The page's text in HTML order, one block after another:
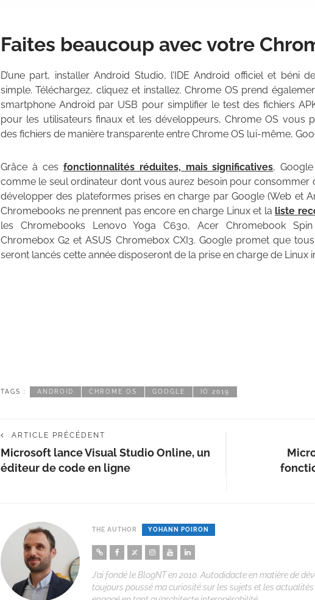
Faites beaucoup avec votre
D’une part, installer Android Studio, l’IDE Android officiel et béni
simple. Téléchargez, cliquez et installez. Chrome OS prend
smartphone Android par USB pour simplifier le test des fichiers
pour les utilisateurs finaux et les développeurs, Chrome OS vous
des fichiers de manière transparente entre Chrome OS lui-même,
Grâce à ces fonctionnalités réduites, mais significatives,
comme le seul ordinateur dont vous aurez besoin pour consommer
développer des plateformes prises en charge par Google (Web et
Chromebooks ne prennent pas encore en charge Linux et la liste
les Chromebooks Lenovo Yoga C630, Acer Chromebook
Chromebox G2 et ASUS Chromebox CXI3. Google promet que
seront lancés cette année disposeront de la prise en charge de Linux
TAGS : ANDROID CHROME OS GOOGLE IO 2019
ARTICLE PRÉCÉDENT
Microsoft lance Visual Studio Online, un
éditeur de code en ligne
THE AUTHOR YOHANN POIRON
J’ai fondé le BlogNT en 2010. Autodidacte en matière de
toujours poussé ma curiosité sur les sujets et les